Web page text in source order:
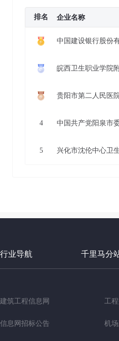
排名 企业名称
中国建设银行股份
皖西卫生职业学院
贵阳市第二人民医
4 中国共产党阳泉市
5 兴化市沈伦中心卫
行业导航 千里马分
建筑工程信息网 工
信息网招标公告 机